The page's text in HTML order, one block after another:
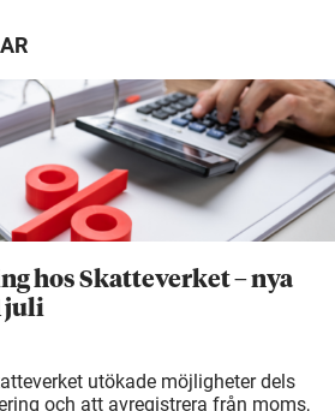
hos Skatteverket – nya
juli
utökade möjligheter dels
och att avregistrera från moms,